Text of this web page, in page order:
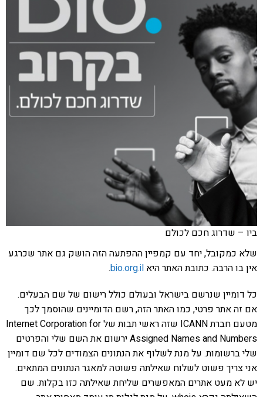
ביו – שדרוג חכם לכולם
שלא כמקובל, יחד עם קמפיין ההפתעה הזה הושק גם אתר שכרגע
אין בו הרבה. כתובת האתר היא bio.org.il
.
כל דומיין שנרשם בישראל ובעולם כולל רישום של שם הבעלים.
אם זה אתר פרטי, כמו האתר הזה, רשם הדומיינים שהוסמך לכך
מטעם חברת ICANN שזה ראשי תבות של Internet Corporation for
Assigned Names and Numbers ירשום את השם שלי והפרטים
שלי ברשומות. על מנת לשלוף את הנתונים הצמודים לכל שם דומיין
אני צריך פשוט לשלוח שאילתה פשוטה למאגר הנתונים המתאים.
יש לא מעט אתרים המאפשרים שליחת שאילתה כזו בקלות. שם